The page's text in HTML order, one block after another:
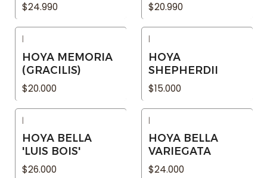
$24.990
$20.990
HOYA MEMORIA
(GRACILIS)
$20.000
HOYA
SHEPHERDII
$15.000
|
HOYA BELLA
'LUIS BOIS'
$26.000
|
HOYA BELLA
VARIEGATA
$24.000